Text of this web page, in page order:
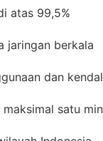
atas 99,5%
jaringan berkala
dan
maksimal satu